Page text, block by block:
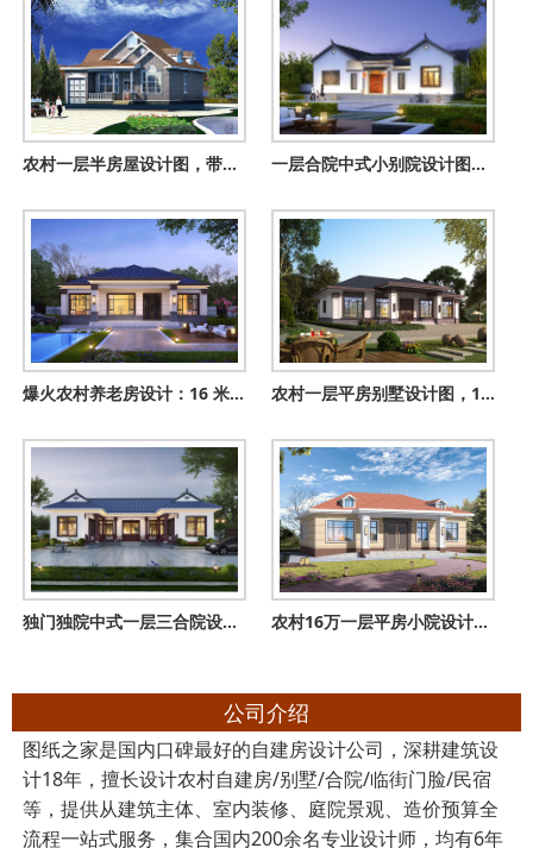
农村一层半房屋设计图，带外观效果图，外观时尚 一层合院中式小别院设计图，白墙灰瓦，惬意十足！
爆火农村养老房设计：16 米面宽一层户型，自住养老全拿捏 农村一层平房别墅设计图，18米乘9米，实实在在的好户型
独门独院中式一层三合院设计图，这才是国人该建的房子 农村16万一层平房小院设计图，左右对称布局好，南北方都能建
公司介绍
图纸之家是国内口碑最好的自建房设计公司，深耕建筑设
计18年，擅长设计农村自建房/别墅/合院/临街门脸/民宿
等，提供从建筑主体、室内装修、庭院景观、造价预算全
流程一站式服务，集合国内200余名专业设计师，均有6年